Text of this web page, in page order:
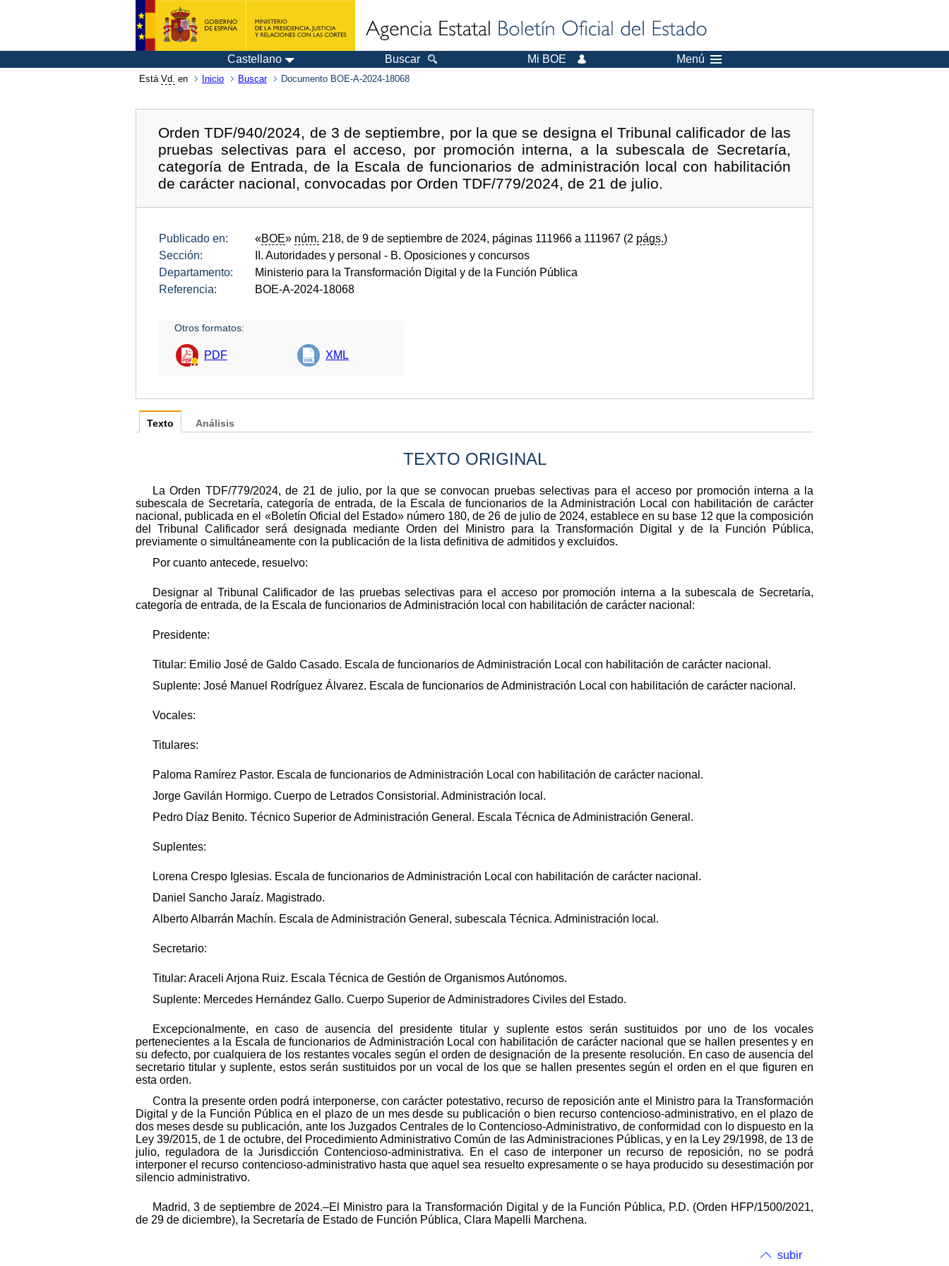
Castellano Buscar Mi BOE Menú
Está Vd. en Inicio Buscar Documento BOE-A-2024-18068
Orden TDF/940/2024, de 3 de septiembre, por la que se designa el Tribunal calificador de las
pruebas selectivas para el acceso, por promoción interna, a la subescala de Secretaría,
categoría de Entrada, de la Escala de funcionarios de administración local con habilitación
de carácter nacional, convocadas por Orden TDF/779/2024, de 21 de julio.
Publicado en: «BOE» núm. 218, de 9 de septiembre de 2024, páginas 111966 a 111967 (2 págs.)
Sección:
II. Autoridades y personal - B. Oposiciones y concursos
Departamento:
Ministerio para la Transformación Digital y de la Función Pública
Referencia:
BOE-A-2024-18068
Otros formatos:
PDF XML
Texto
TEXTO ORIGINAL
La Orden TDF/779/2024, de 21 de julio, por la que se convocan pruebas selectivas para el acceso por promoción interna a la
subescala de Secretaría, categoría de entrada, de la Escala de funcionarios de la Administración Local con habilitación de carácter
nacional, publicada en el «Boletín Oficial del Estado» número 180, de 26 de julio de 2024, establece en su base 12 que la composición
del Tribunal Calificador será designada mediante Orden del Ministro para la Transformación Digital y de la Función Pública,
previamente o simultáneamente con la publicación de la lista definitiva de admitidos y excluidos.
Por cuanto antecede, resuelvo:
Designar al Tribunal Calificador de las pruebas selectivas para el acceso por promoción interna a la subescala de Secretaría,
categoría de entrada, de la Escala de funcionarios de Administración local con habilitación de carácter nacional:
Presidente:
Titular: Emilio José de Galdo Casado. Escala de funcionarios de Administración Local con habilitación de carácter nacional.
Suplente: José Manuel Rodríguez Álvarez. Escala de funcionarios de Administración Local con habilitación de carácter nacional.
Vocales:
Titulares:
Paloma Ramírez Pastor. Escala de funcionarios de Administración Local con habilitación de carácter nacional.
Jorge Gavilán Hormigo. Cuerpo de Letrados Consistorial. Administración local.
Pedro Díaz Benito. Técnico Superior de Administración General. Escala Técnica de Administración General.
Suplentes:
Lorena Crespo Iglesias. Escala de funcionarios de Administración Local con habilitación de carácter nacional.
Daniel Sancho Jaraíz. Magistrado.
Alberto Albarrán Machín. Escala de Administración General, subescala Técnica. Administración local.
Secretario:
Titular: Araceli Arjona Ruiz. Escala Técnica de Gestión de Organismos Autónomos.
Suplente: Mercedes Hernández Gallo. Cuerpo Superior de Administradores Civiles del Estado.
Excepcionalmente, en caso de ausencia del presidente titular y suplente estos serán sustituidos por uno de los vocales
pertenecientes a la Escala de funcionarios de Administración Local con habilitación de carácter nacional que se hallen presentes y en
su defecto, por cualquiera de los restantes vocales según el orden de designación de la presente resolución. En caso de ausencia del
secretario titular y suplente, estos serán sustituidos por un vocal de los que se hallen presentes según el orden en el que figuren en
esta orden.
Contra la presente orden podrá interponerse, con carácter potestativo, recurso de reposición ante el Ministro para la Transformación
Digital y de la Función Pública en el plazo de un mes desde su publicación o bien recurso contencioso-administrativo, en el plazo de
dos meses desde su publicación, ante los Juzgados Centrales de lo Contencioso-Administrativo, de conformidad con lo dispuesto en la
Ley 39/2015, de 1 de octubre, del Procedimiento Administrativo Común de las Administraciones Públicas, y en la Ley 29/1998, de 13 de
julio, reguladora de la Jurisdicción Contencioso-administrativa. En el caso de interponer un recurso de reposición, no se podrá
interponer el recurso contencioso-administrativo hasta que aquel sea resuelto expresamente o se haya producido su desestimación por
silencio administrativo.
Madrid, 3 de septiembre de 2024.–El Ministro para la Transformación Digital y de la Función Pública, P.D. (Orden HFP/1500/2021,
de 29 de diciembre), la Secretaría de Estado de Función Pública, Clara Mapelli Marchena.
Análisis
subir